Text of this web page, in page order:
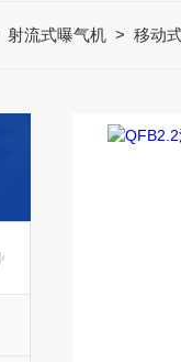
射流式曝气机> 移动